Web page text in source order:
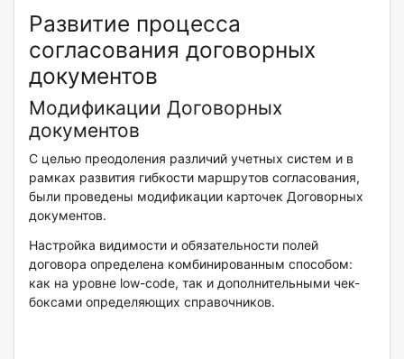
Развитие процесса
согласования договорных
документов
Модификации Договорных
документов
С целью преодоления различий учетных систем и в
рамках развития гибкости маршрутов согласования,
были проведены модификации карточек Договорных
документов.
Настройка видимости и обязательности полей
договора определена комбинированным способом:
как на уровне low-code, так и дополнительными чек-
боксами определяющих справочников.